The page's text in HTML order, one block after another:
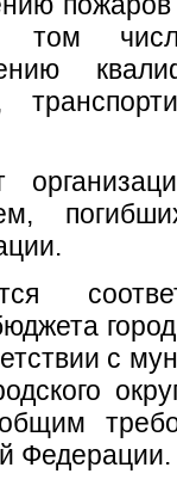
том
с
Федерации.